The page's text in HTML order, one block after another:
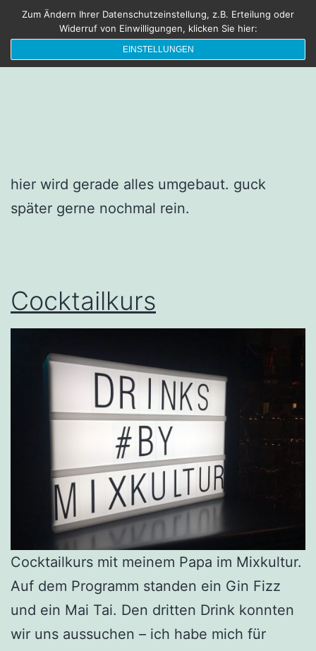
Zum
Inhalt
springen
FRISCHEBRIESE
Die Sonne lacht – Blende Acht
Menü
hier wird gerade alles umgebaut. guck
später gerne nochmal rein.
Cocktailkurs
Cocktailkurs mit meinem Papa im Mixkultur.
Auf dem Programm standen ein Gin Fizz
und ein Mai Tai. Den dritten Drink konnten
wir uns aussuchen – ich habe mich für
Zum Ändern Ihrer Datenschutzeinstellung, z.B. Erteilung oder
Widerruf von Einwilligungen, klicken Sie hier:
EINSTELLUNGEN